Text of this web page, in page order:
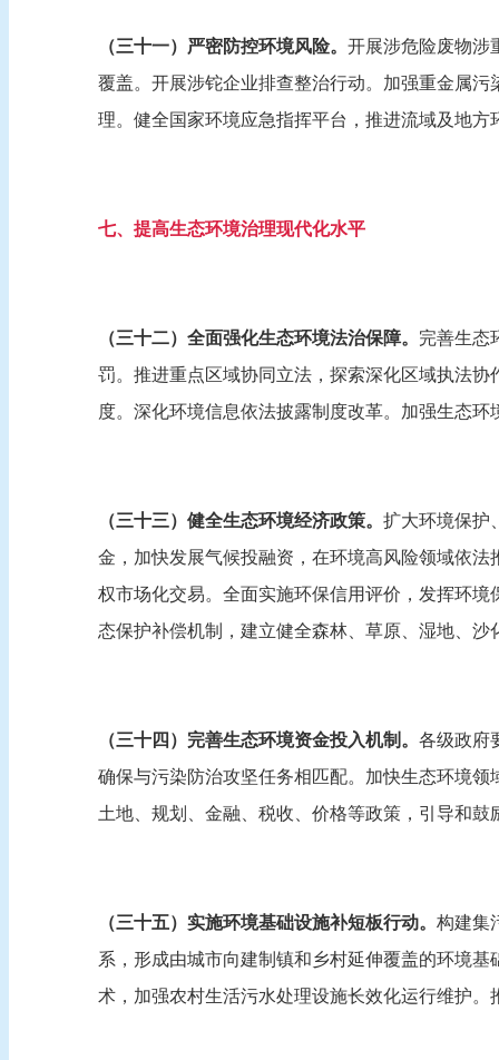
（三十一）严密防控环境风险。 开展涉危险废物涉
覆盖。开展涉铊企业排查整治行动。加强重金属
理。健全国家环境应急指挥平台，推进流域及地
七、提高生态环境治理现代化水平
（三十二）全面强化生态环境法治保障。 完善生态
罚。推进重点区域协同立法，探索深化区域执法
度。深化环境信息依法披露制度改革。加强生态
（三十三）健全生态环境经济政策。 扩大环境保护
金，加快发展气候投融资，在环境高风险领域依
权市场化交易。全面实施环保信用评价，发挥环
态保护补偿机制，建立健全森林、草原、湿地、
（三十四）完善生态环境资金投入机制。 各级政府
确保与污染防治攻坚任务相匹配。加快生态环境
土地、规划、金融、税收、价格等政策，引导和
（三十五）实施环境基础设施补短板行动。 构建集
系，形成由城市向建制镇和乡村延伸覆盖的环境
术，加强农村生活污水处理设施长效化运行维护